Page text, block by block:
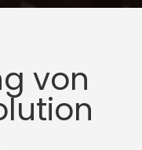
von